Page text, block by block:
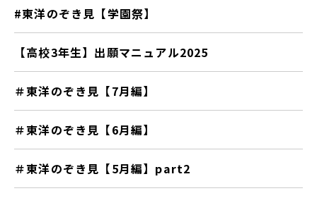
#東洋のぞき見【学園祭】
【高校3年生】出願マニュアル2025
＃東洋のぞき見【7月編】
＃東洋のぞき見【6月編】
＃東洋のぞき見【5月編】part2